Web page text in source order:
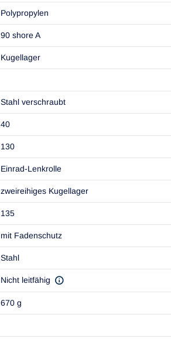
Polypropylen
90 shore A
Kugellager
Stahl verschraubt
40
130
Einrad-Lenkrolle
zweireihiges Kugellager
135
mit Fadenschutz
Stahl
Nicht leitfähig
670 g